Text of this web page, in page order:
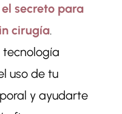
secreto para
cirugía.
tecnología
uso de tu
y ayudarte